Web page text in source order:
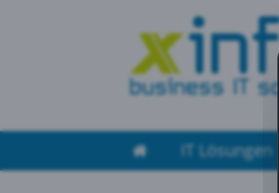
IT Lösungen